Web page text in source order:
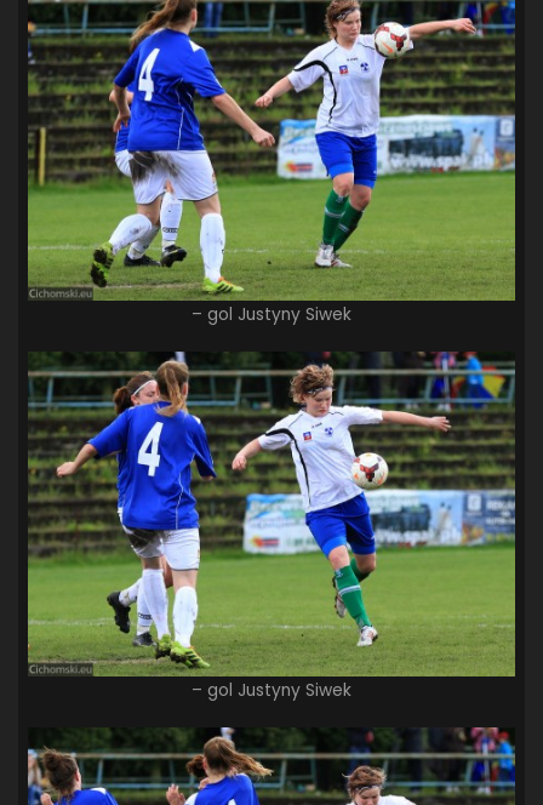
– gol Justyny Siwek
– gol Justyny Siwek